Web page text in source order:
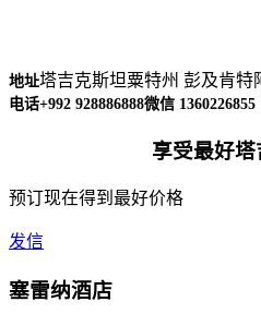
地址塔吉克斯坦粟特州 彭及肯特
电话+992 928886888微信 1360226855
享受最好塔
预订现在得到最好价格
发信
塞雷纳酒店